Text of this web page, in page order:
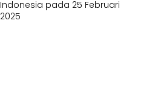
Indonesia pada 25 Februari
2025